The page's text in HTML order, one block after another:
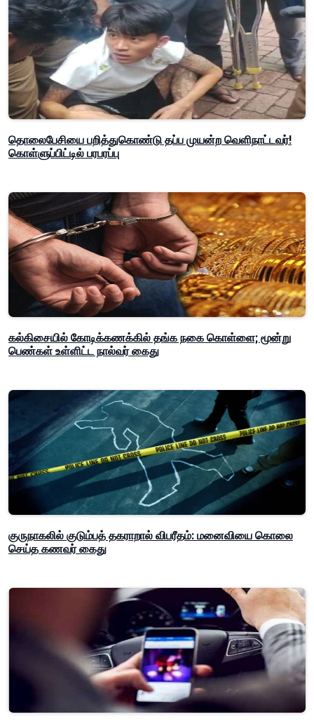
தொலைபேசியை பறித்துகொண்டு தப்ப முயன்ற வெளிநாட்டவர்!
கொள்ளுப்பிட்டில் பரபரப்பு
கல்கிசையில் கோடிக்கணக்கில் தங்க நகை கொள்ளை; மூன்று
பெண்கள் உள்ளிட்ட நால்வர் கைது
குருநாகலில் குடும்பத் தகராறால் விபரீதம்: மனைவியை கொலை
செய்த கணவர் கைது